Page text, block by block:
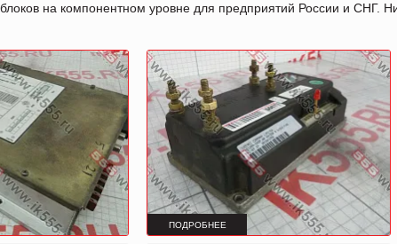
на компонентном уровне для предприятий России и
ПОДРОБНЕЕ